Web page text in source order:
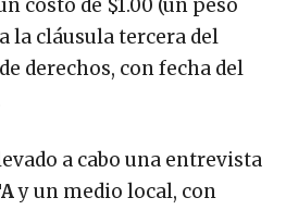
costo de $1.00 (un peso
la cláusula tercera del
derechos, con fecha del
a cabo una entrevista
y un medio local, con